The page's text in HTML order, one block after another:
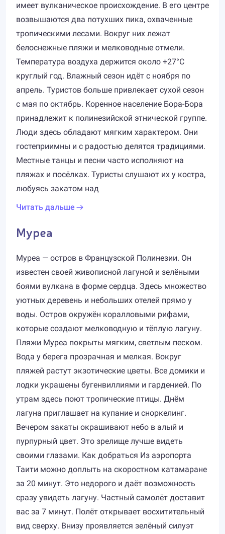
имеет вулканическое происхождение. В его центре
возвышаются два потухших пика, охваченные
тропическими лесами. Вокруг них лежат
белоснежные пляжи и мелководные отмели.
Температура воздуха держится около +27°C
круглый год. Влажный сезон идёт с ноября по
апрель. Туристов больше привлекает сухой сезон
с мая по октябрь. Коренное население Бора-Бора
принадлежит к полинезийской этнической группе.
Люди здесь обладают мягким характером. Они
гостеприимны и с радостью делятся традициями.
Местные танцы и песни часто исполняют на
пляжах и посёлках. Туристы слушают их у костра,
любуясь закатом над
Читать дальше
Муреа
Муреа — остров в Французской Полинезии. Он
известен своей живописной лагуной и зелёными
боями вулкана в форме сердца. Здесь множество
уютных деревень и небольших отелей прямо у
воды. Остров окружён коралловыми рифами,
которые создают мелководную и тёплую лагуну.
Пляжи Муреа покрыты мягким, светлым песком.
Вода у берега прозрачная и мелкая. Вокруг
пляжей растут экзотические цветы. Все домики и
лодки украшены бугенвиллиями и гарденией. По
утрам здесь поют тропические птицы. Днём
лагуна приглашает на купание и сноркелинг.
Вечером закаты окрашивают небо в алый и
пурпурный цвет. Это зрелище лучше видеть
своими глазами. Как добраться Из аэропорта
Таити можно доплыть на скоростном катамаране
за 20 минут. Это недорого и даёт возможность
сразу увидеть лагуну. Частный самолёт доставит
вас за 7 минут. Полёт открывает восхитительный
вид сверху. Внизу проявляется зелёный силуэт